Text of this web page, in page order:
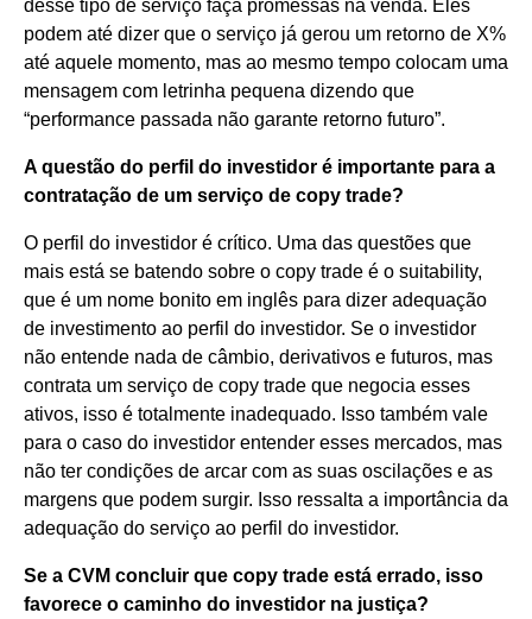
desse tipo de serviço faça promessas na venda. Eles
podem até dizer que o serviço já gerou um retorno de X%
até aquele momento, mas ao mesmo tempo colocam uma
mensagem com letrinha pequena dizendo que
“performance passada não garante retorno futuro”.
A questão do perfil do investidor é importante para a
contratação de um serviço de copy trade?
O perfil do investidor é crítico. Uma das questões que
mais está se batendo sobre o copy trade é o suitability,
que é um nome bonito em inglês para dizer adequação
de investimento ao perfil do investidor. Se o investidor
não entende nada de câmbio, derivativos e futuros, mas
contrata um serviço de copy trade que negocia esses
ativos, isso é totalmente inadequado. Isso também vale
para o caso do investidor entender esses mercados, mas
não ter condições de arcar com as suas oscilações e as
margens que podem surgir. Isso ressalta a importância da
adequação do serviço ao perfil do investidor.
Se a CVM concluir que copy trade está errado, isso
favorece o caminho do investidor na justiça?